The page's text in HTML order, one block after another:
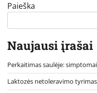
Paieška
Naujausi įrašai
Perkaitimas saulėje:
Laktozės netoleravimo